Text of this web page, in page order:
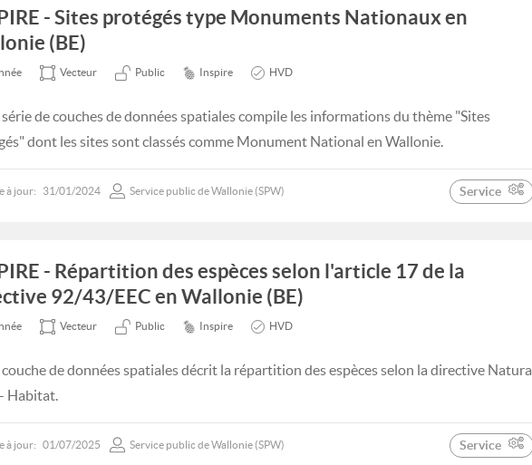
- Sites protégés type Monuments Nationaux en
(BE)
Vecteur Public Inspire HVD
de couches de données spatiales compile les informations du thème "Sites
dont les sites sont classés comme Monument National en Wallonie.
à jour: 31/01/2024 Service public de Wallonie (SPW) Service
- Répartition des espèces selon l'article 17 de la
92/43/EEC en Wallonie (BE)
Vecteur Public Inspire HVD
de données spatiales décrit la répartition des espèces selon la directive Natura
Habitat.
à jour: 01/07/2025 Service public de Wallonie (SPW) Service